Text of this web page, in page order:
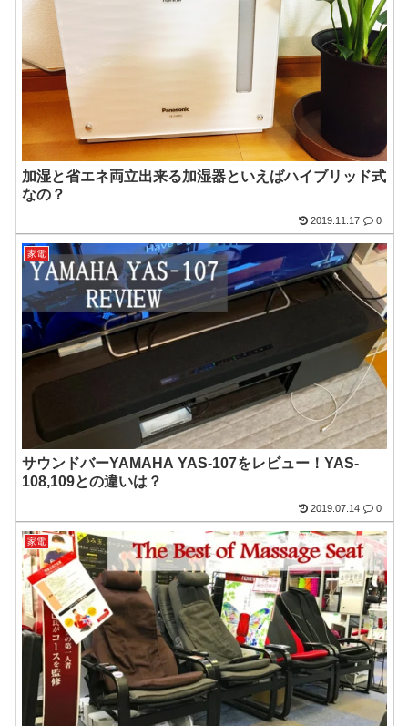
加湿と省エネ両立出来る加湿器といえばハイブリッド式
なの？
2019.11.17 0
家電
サウンドバーYAMAHA YAS-107をレビュー！YAS-
108,109との違いは？
2019.07.14 0
家電